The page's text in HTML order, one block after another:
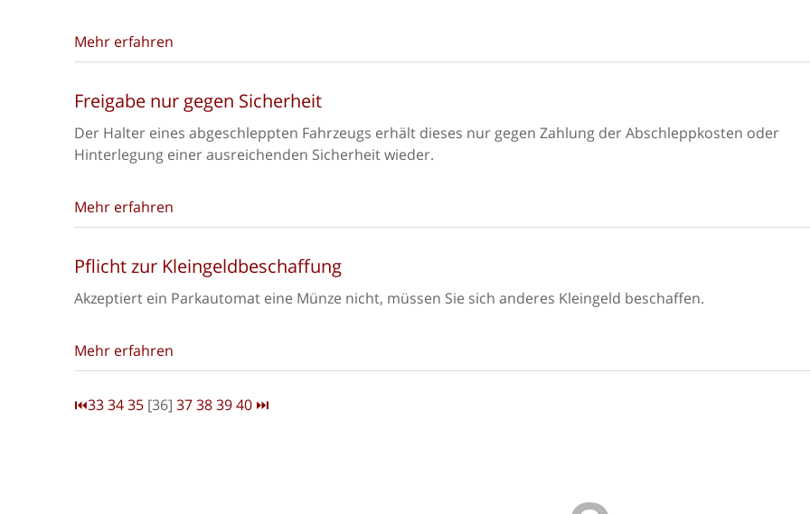
Mehr erfahren
Freigabe nur gegen Sicherheit
Der Halter eines abgeschleppten Fahrzeugs erhält dieses nur gegen Zahlung der Abschleppkosten oder
Hinterlegung einer ausreichenden Sicherheit wieder.
Mehr erfahren
Pflicht zur Kleingeldbeschaffung
Akzeptiert ein Parkautomat eine Münze nicht, müssen Sie sich anderes Kleingeld beschaffen.
Mehr erfahren
⏮333435 [36] 37383940 ⏭